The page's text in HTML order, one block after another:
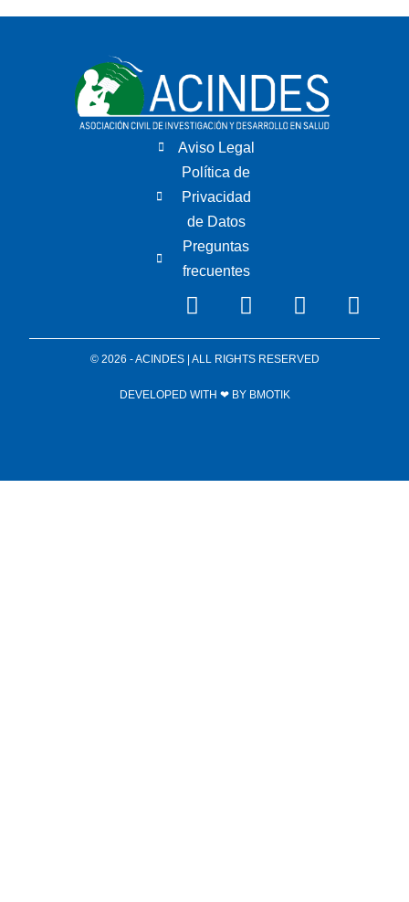
Aviso Legal
Política de
Privacidad
de Datos
Preguntas
frecuentes
© 2026 - ACINDES | ALL RIGHTS RESERVED
DEVELOPED WITH ❤ BY BMOTIK